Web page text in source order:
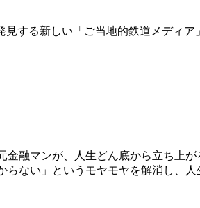
する新しい「ご当地的鉄道メディア
融マンが、人生どん底から立ち上
ない」というモヤモヤを解消し、人